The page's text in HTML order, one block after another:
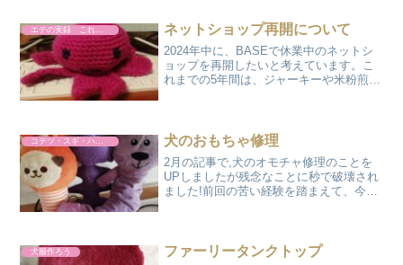
鎖編みをベー...
エテの実録 これやりました ネットショップ再開について
2024年中に、BASEで休業中のネットシ
ョップを再開したいと考えています。こ
れまでの5年間は、ジャーキーや米粉煎餅
は無しです)わ...
犬のおもちゃ修理
2月の記事で,犬のオモチャ修理のことを
UPしましたが残念なことに秒で破壊され
ました!前回の苦い経験を踏まえて、今回
ほどけて、中に...
犬服作ろう ファーリータンクトップ